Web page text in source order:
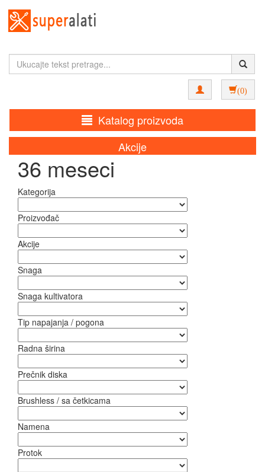
(0)
Katalog proizvoda
Akcije
36 meseci
Kategorija
Proizvođač
Akcije
Snaga
Snaga kultivatora
Tip napajanja / pogona
Radna širina
Prečnik diska
Brushless / sa četkicama
Namena
Protok